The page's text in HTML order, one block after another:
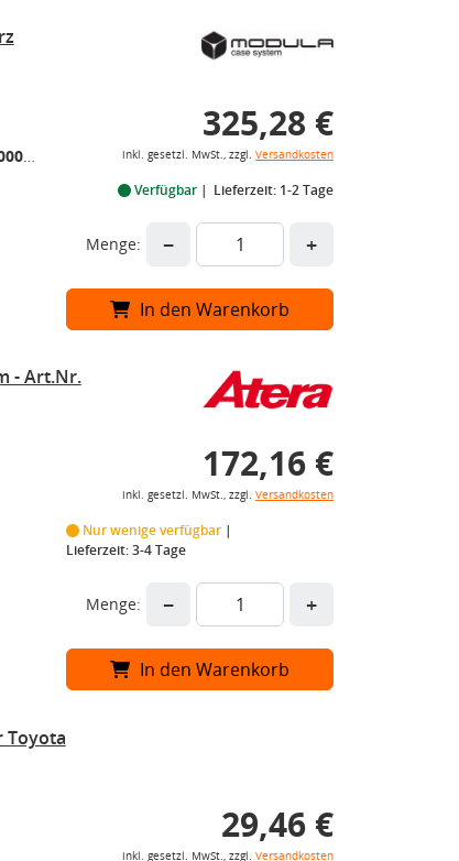
MOCS0332+MOCSOB0AL0N000000008
325,28 €
inkl. gesetzl. MwSt., zzgl. Versandkosten
Verfügbar Lieferzeit: 1-2 Tage
Menge: − +
In den Warenkorb
- Art.Nr.
172,16 €
inkl. gesetzl. MwSt., zzgl. Versandkosten
Nur wenige verfügbar
Lieferzeit: 3-4 Tage
Menge: − +
In den Warenkorb
Toyota
29,46 €
inkl. gesetzl. MwSt., zzgl. Versandkosten